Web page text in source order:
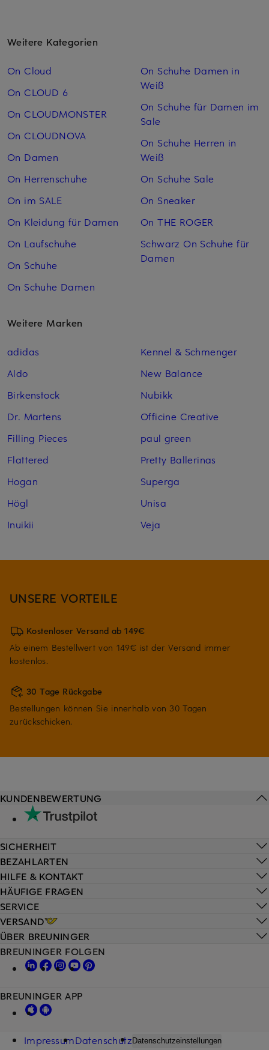
Weitere Kategorien
On Cloud
On CLOUD 6
On CLOUDMONSTER
On CLOUDNOVA
On Damen
On Herrenschuhe
On im SALE
On Kleidung für Damen
On Laufschuhe
On Schuhe
On Schuhe Damen
On Schuhe Damen in
Weiß
On Schuhe für Damen im
Sale
On Schuhe Herren in
Weiß
On Schuhe Sale
On Sneaker
On THE ROGER
Schwarz On Schuhe für
Damen
Weitere Marken
adidas
Aldo
Birkenstock
Dr. Martens
Filling Pieces
Flattered
Hogan
Högl
Inuikii
Kennel & Schmenger
New Balance
Nubikk
Officine Creative
paul green
Pretty Ballerinas
Superga
Unisa
Veja
UNSERE VORTEILE
Kostenloser Versand ab 149€
Ab einem Bestellwert von 149€ ist der Versand immer
kostenlos.
30 Tage Rückgabe
Bestellungen können Sie innerhalb von 30 Tagen
zurückschicken.
HILFE & KONTAKT
HÄUFIGE FRAGEN
SERVICE
VERSAND
KUNDENBEWERTUNG
SICHERHEIT
BEZAHLARTEN
ÜBER BREUNINGER
BREUNINGER FOLGEN
BREUNINGER APP
ImpressumDatenschutz Datenschutzeinstellungen